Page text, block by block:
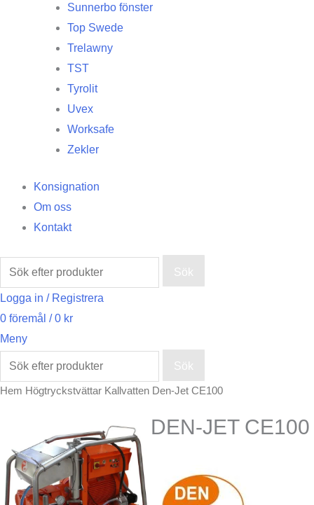
Sunnerbo fönster
Top Swede
Trelawny
TST
Tyrolit
Uvex
Worksafe
Zekler
Konsignation
Om oss
Kontakt
Sök
Logga in / Registrera
0 föremål / 0 kr
Meny
Sök
Hem Högtryckstvättar Kallvatten Den-Jet CE100
DEN-JET CE100